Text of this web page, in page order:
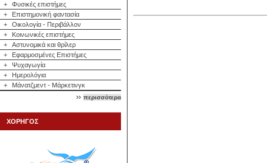
+
Φυσικές επιστήμες
+
Επιστημονική φαντασία
+
Οικολογία - Περιβάλλον
+
Κοινωνικές επιστήμες
+
Αστυνομικά και θρίλερ
+
Εφαρμοσμένες Επιστήμες
+
Ψυχαγωγία
+
Ημερολόγια
+
Μάνατζμεντ - Μάρκετινγκ
περισσότερα
ΧΟΡΗΓΟΣ